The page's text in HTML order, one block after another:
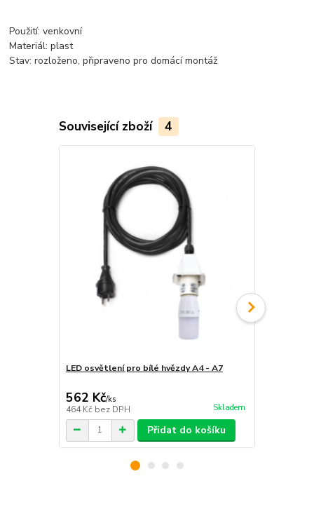
Použití: venkovní
Materiál: plast
Stav: rozloženo, připraveno pro domácí montáž
Související zboží 4
LED osvětlení pro bílé hvězdy A4 - A7
562 Kč/ks
464 Kč bez DPH Skladem
Přidat do košíku